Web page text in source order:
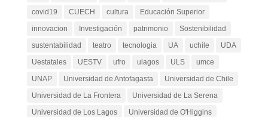
covid19
CUECH cultura
Educación Superior
innovacion
Investigación patrimonio
Sostenibilidad
sustentabilidad
teatro tecnologia UA uchile
UDA
Uestatales
UESTV ufro ulagos ULS
umce
UNAP
Universidad de Antofagasta
Universidad de Chile
Universidad de La Frontera
Universidad de La Serena
Universidad de Los Lagos
Universidad de O'Higgins